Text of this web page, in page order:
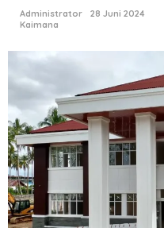
Administrator
28 Juni 2024
Kaimana